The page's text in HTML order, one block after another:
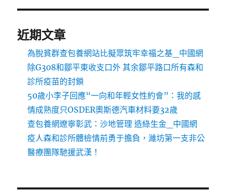
近期文章
為脫貧群查包養網站比擬眾筑牢幸福之基_中國網
除G308和鄒平東收支口外 其余鄒平路口所有森和
診所疫苗的封鎖
50歲小李子回應“一向和年輕女性約會”：我的感
情成熟度只OSDER奧斯德汽車材料要32歲
查包養網遼寧彰武：沙地管理 造綠生金_中國網
疫人森和診所體檢情前勇于擔負，濰坊第一支非公
醫療團隊馳援武漢！